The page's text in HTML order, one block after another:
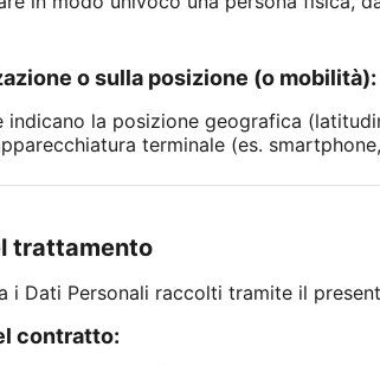
o sulla posizione (o mobilità):
indicano la posizione geografica
terminale (es.
trattamento
i Dati Personali raccolti tramite il
contratto: